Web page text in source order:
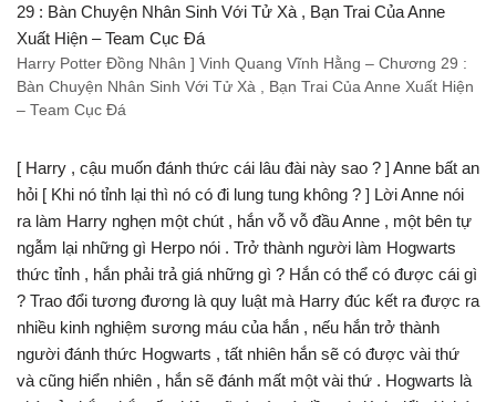
Harry Potter Đồng Nhân ] Vinh Quang Vĩnh Hằng – Chương 29 :
Bàn Chuyện Nhân Sinh Với Tử Xà , Bạn Trai Của Anne Xuất Hiện
– Team Cục Đá
[ Harry , cậu muốn đánh thức cái lâu đài này sao ? ] Anne bất an
hỏi [ Khi nó tỉnh lại thì nó có đi lung tung không ? ] Lời Anne nói
ra làm Harry nghẹn một chút , hắn vỗ vỗ đầu Anne , một bên tự
ngẫm lại những gì Herpo nói . Trở thành người làm Hogwarts
thức tỉnh , hắn phải trả giá những gì ? Hắn có thể có được cái gì
? Trao đổi tương đương là quy luật mà Harry đúc kết ra được ra
nhiều kinh nghiệm sương máu của hắn , nếu hắn trở thành
người đánh thức Hogwarts , tất nhiên hắn sẽ có được vài thứ
và cũng hiển nhiên , hắn sẽ đánh mất một vài thứ . Hogwarts là